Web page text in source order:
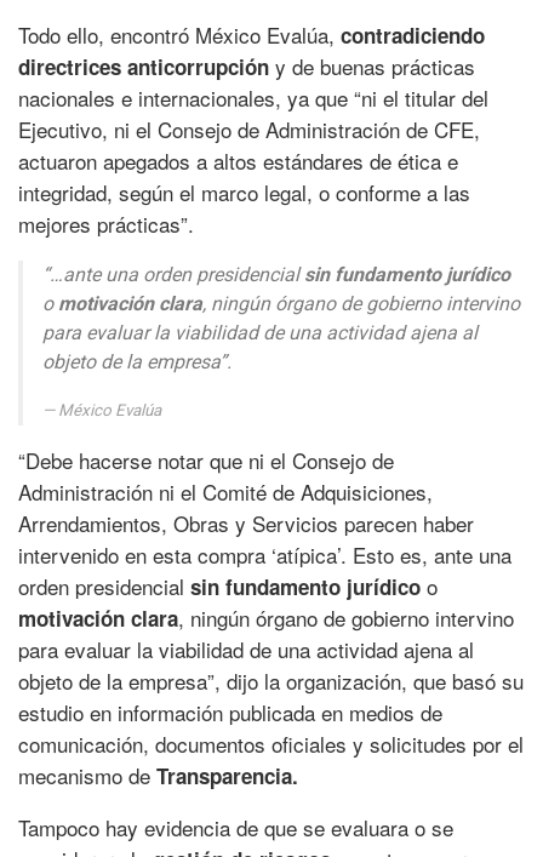
Todo ello, encontró México Evalúa, contradiciendo
directrices anticorrupción y de buenas prácticas
nacionales e internacionales, ya que “ni el titular del
Ejecutivo, ni el Consejo de Administración de CFE,
actuaron apegados a altos estándares de ética e
integridad, según el marco legal, o conforme a las
mejores prácticas”.
“…ante una orden presidencialsin fundamento jurídico
o motivación clara, ningún órgano de gobierno intervino
para evaluar la viabilidad de una actividad ajena al
objeto de la empresa”.
México Evalúa
“Debe hacerse notar que ni el Consejo de
Administración ni el Comité de Adquisiciones,
Arrendamientos, Obras y Servicios parecen haber
intervenido en esta compra ‘atípica’. Esto es, ante una
orden presidencial sin fundamento jurídico o
motivación clara, ningún órgano de gobierno intervino
para evaluar la viabilidad de una actividad ajena al
objeto de la empresa”, dijo la organización, que basó su
estudio en información publicada en medios de
comunicación, documentos oficiales y solicitudes por el
mecanismo de Transparencia.
Tampoco hay evidencia de que se evaluara o se